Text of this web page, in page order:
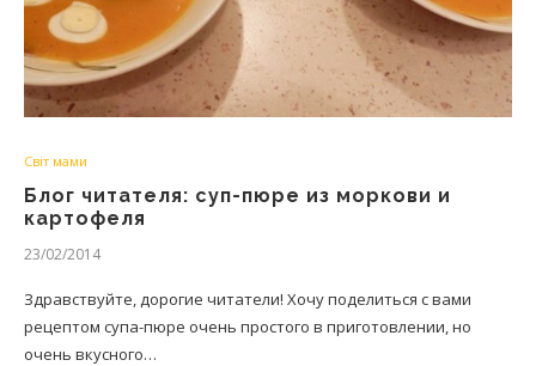
Світ мами
Блог читателя: суп-пюре из моркови и
картофеля
23/02/2014
Здравствуйте, дорогие читатели! Хочу поделиться с вами
рецептом супа-пюре очень простого в приготовлении, но
очень вкусного…